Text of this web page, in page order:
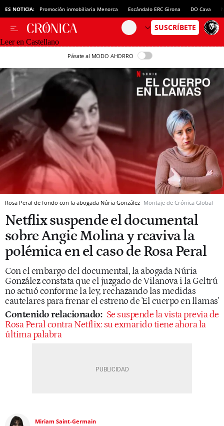
ES NOTICIA: Promoción inmobiliaria Menorca Escándalo ERC Girona DO Cava
Leer en Castellano
Pásate al MODO AHORRO
Rosa Peral de fondo con la abogada Núria González Montaje de Crónica Global
Netflix suspende el documental
sobre Angie Molina y reaviva la
polémica en el caso de Rosa Peral
Con el embargo del documental, la abogada Núria
González constata que el juzgado de Vilanova i la Geltrú
no actuó conforme la ley, rechazando las medidas
cautelares para frenar el estreno de 'El cuerpo en llamas'
Contenido relacionado: Se suspende la vista previa de
Rosa Peral contra Netflix: su exmarido tiene ahora la
última palabra
Miriam Saint-Germain